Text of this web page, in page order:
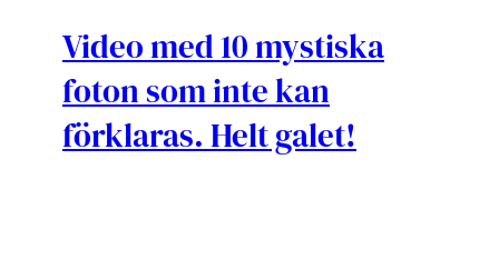
Video med 10 mystiska
foton som inte kan
förklaras. Helt galet!